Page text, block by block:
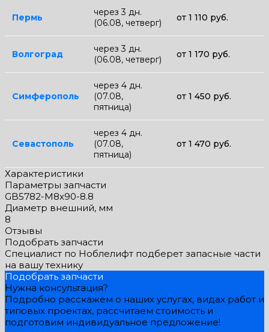
Пермь
через 3 дн.
(06.08, четверг)
от 1 110 руб.
Волгоград
через 3 дн.
(06.08, четверг)
от 1 170 руб.
Симферополь
через 4 дн.
(07.08,
пятница)
от 1 450 руб.
Севастополь
через 4 дн.
(07.08,
пятница)
от 1 470 руб.
Характеристики
Параметры запчасти
GB5782-M8x90-8.8
Диаметр внешний, мм
8
Отзывы
Подобрать запчасти
Специалист по Ноблелифт подберет запасные части
на вашу технику
Подобрать запчасти
Нужна консультация?
Подробно расскажем о наших услугах, видах работ и
типовых проектах, рассчитаем стоимость и
подготовим индивидуальное предложение!